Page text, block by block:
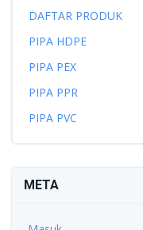
DAFTAR PRODUK
PIPA HDPE
PIPA PEX
PIPA PPR
PIPA PVC
META